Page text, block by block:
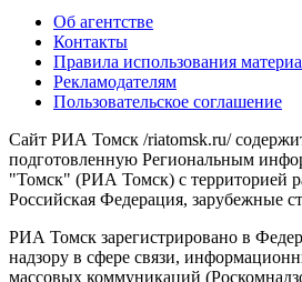
Об агентстве
Контакты
Правила использования
Рекламодателям
Пользовательское соглашение
Сайт РИА Томск /riatomsk.ru/
подготовленную Региональным
"Томск" (РИА Томск) с территорией
Российская Федерация, зарубежные
РИА Томск зарегистрировано в
надзору в сфере связи,
массовых коммуникаций